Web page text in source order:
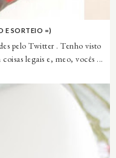
E SORTEIO =)
pelo Twitter . Tenho visto
legais e, meo, vocês ...